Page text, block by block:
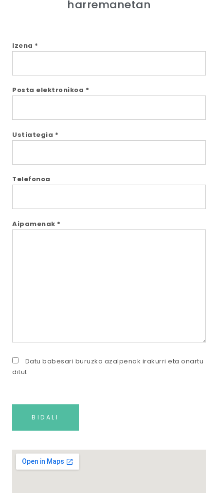
harremanetan
Izena *
Posta elektronikoa *
Ustiategia *
Telefonoa
Aipamenak *
Datu babesari buruzko azalpenak irakurri eta onartu
ditut